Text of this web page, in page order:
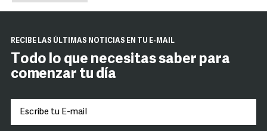
RECIBE LAS ÚLTIMAS NOTICIAS EN TU E-MAIL
Todo lo que necesitas saber para
comenzar tu día